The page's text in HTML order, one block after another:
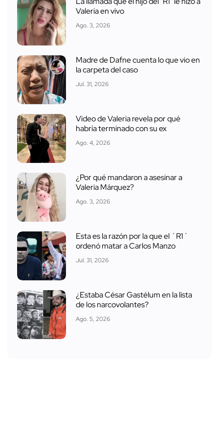
Valeria en vivo
Ago. 3, 2026
Madre de Dafne cuenta lo que vio en
la carpeta del caso
Jul. 31, 2026
Video de Valeria revela por qué
habría terminado con su ex
Ago. 4, 2026
¿Por qué mandaron a asesinar a
Valeria Márquez?
Ago. 3, 2026
Esta es la razón por la que el ´R1´
ordenó matar a Carlos Manzo
Jul. 31, 2026
¿Estaba César Gastélum en la lista
de los narcovolantes?
Ago. 5, 2026